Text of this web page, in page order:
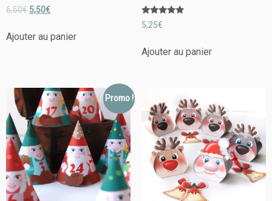
Note
5.00
6,50€ 5,50€
Ajouter au panier
Note
5.00
5,25€
Ajouter au panier
Promo !